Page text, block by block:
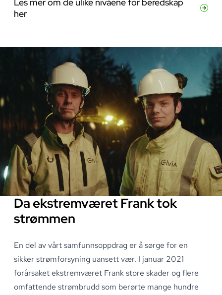
her
Da ekstremværet Frank tok
strømmen
En del av vårt samfunnsoppdrag er å sørge for en
sikker strømforsyning uansett vær. I januar 2021
forårsaket ekstremværet Frank store skader og flere
omfattende strømbrudd som berørte mange hundre